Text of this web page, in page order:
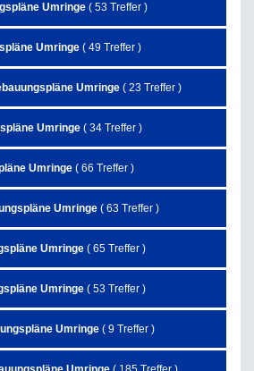
Umringe ( 53 Treffer )
Umringe ( 49 Treffer )
Umringe ( 23 Treffer )
Umringe ( 34 Treffer )
Umringe ( 66 Treffer )
Umringe ( 63 Treffer )
Umringe ( 65 Treffer )
Umringe ( 53 Treffer )
Umringe ( 9 Treffer )